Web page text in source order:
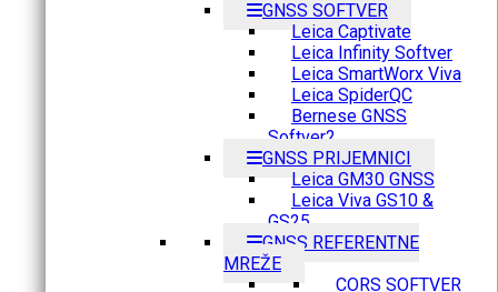
GNSS SOFTVER
Leica Captivate
Leica Infinity Softver
Leica SmartWorx Viva
Leica SpiderQC
Bernese GNSS
Softver2
GNSS PRIJEMNICI
Leica GM30 GNSS
Leica Viva GS10 &
GS25
GNSS REFERENTNE
MREŽE
CORS SOFTVER